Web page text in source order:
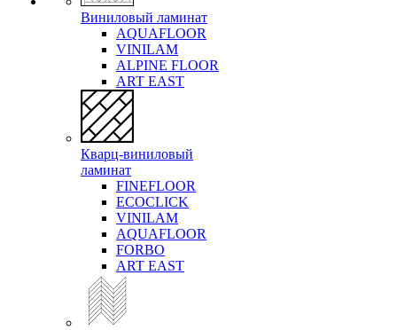
Виниловый ламинат
AQUAFLOOR
VINILAM
ALPINE FLOOR
ART EAST
Кварц-виниловый
ламинат
FINEFLOOR
ECOCLICK
VINILAM
AQUAFLOOR
FORBO
ART EAST